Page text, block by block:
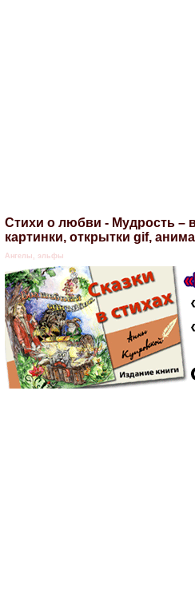
Стихи о любви - Мудрость –
картинки, открытки gif,
Ангелы, эльфы